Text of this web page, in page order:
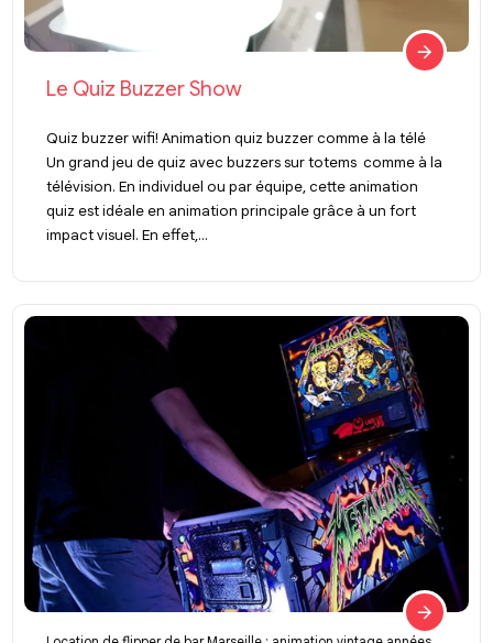
Le Quiz Buzzer Show
Quiz buzzer wifi! Animation quiz buzzer comme à la télé
Un grand jeu de quiz avec buzzers sur totems comme à la
télévision. En individuel ou par équipe, cette animation
quiz est idéale en animation principale grâce à un fort
impact visuel. En effet,...